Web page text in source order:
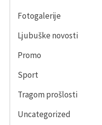
Fotogalerije
Ljubuške novosti
Promo
Sport
Tragom prošlosti
Uncategorized